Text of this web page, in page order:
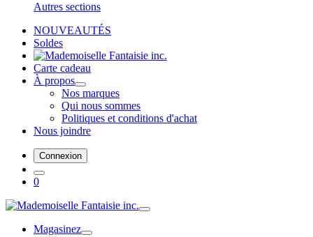
Autres sections
NOUVEAUTÉS
Soldes
Carte cadeau
À propos
Nos marques
Qui nous sommes
Politiques et conditions d'achat
Nous joindre
Connexion
0
Magasinez